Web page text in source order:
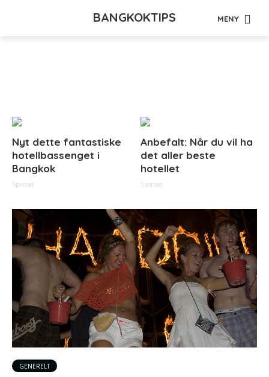
BANGKOKTIPS MENY
Nyt dette fantastiske
hotellbassenget i
Bangkok
Sponset
Anbefalt: Når du vil ha
det aller beste
hotellet
Sponset
GENERELT